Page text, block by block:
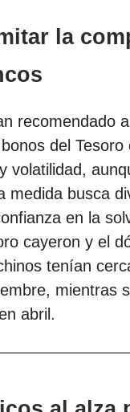
la
recomendado
del
volatilidad,
medida busca
en la
cayeron y el
tenían
mientras
abril.